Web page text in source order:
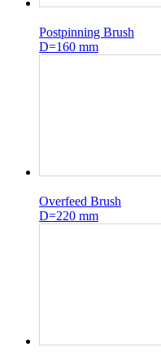
Postpinning Brush
D=160 mm
Overfeed Brush
D=220 mm